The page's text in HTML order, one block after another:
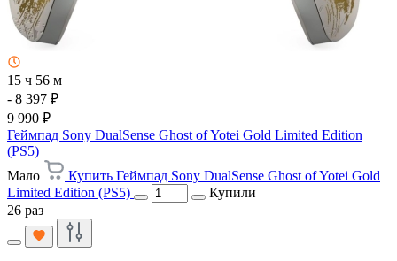
15 ч 56 м
- 8 397 ₽
9 990 ₽
Геймпад Sony DualSense Ghost of Yotei Gold Limited Edition
(PS5)
Мало
Купить Геймпад Sony DualSense Ghost of Yotei Gold
Limited Edition (PS5)
Купили
26 раз